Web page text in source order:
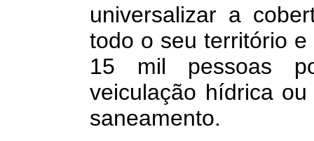
universalizar a
todo o seu território
15 mil pessoas
veiculação hídrica
saneamento.